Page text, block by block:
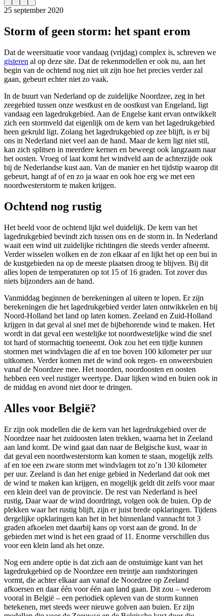
25 september 2020
Storm of geen storm: het spant erom
Dat de weersituatie voor vandaag (vrijdag) complex is, schreven we
gisteren al op deze site. Dat de rekenmodellen er ook nu, aan het
begin van de ochtend nog niet uit zijn hoe het precies verder zal
gaan, gebeurt echter niet zo vaak.
In de buurt van Nederland op de zuidelijke Noordzee, zeg in het
zeegebied tussen onze westkust en de oostkust van Engeland, ligt
vandaag een lagedrukgebied. Aan de Engelse kant ervan ontwikkelt
zich een stormveld dat eigenlijk om de kern van het lagedrukgebied
heen gekruld ligt. Zolang het lagedrukgebied op zee blijft, is er bij
ons in Nederland niet veel aan de hand. Maar de kern ligt niet stil,
kan zich splitsen in meerdere kernen en beweegt ook langzaam naar
het oosten. Vroeg of laat komt het windveld aan de achterzijde ook
bij de Nederlandse kust aan. Van de manier en het tijdstip waarop dit
gebeurt, hangt af of en zo ja waar en ook hoe erg we met een
noordwesterstorm te maken krijgen.
Ochtend nog rustig
Het beeld voor de ochtend lijkt wel duidelijk. De kern van het
lagedrukgebied bevindt zich tussen ons en de storm in. In Nederland
waait een wind uit zuidelijke richtingen die steeds verder afneemt.
Verder wisselen wolken en de zon elkaar af en lijkt het op een bui in
de kustgebieden na op de meeste plaatsen droog te blijven. Bij dit
alles lopen de temperaturen op tot 15 of 16 graden. Tot zover dus
niets bijzonders aan de hand.
Vanmiddag beginnen de berekeningen al uiteen te lopen. Er zijn
berekeningen die het lagedrukgebied verder laten ontwikkelen en bij
Noord-Holland het land op laten komen. Zeeland en Zuid-Holland
krijgen in dat geval al snel met de bijbehorende wind te maken. Het
wordt in dat geval een westelijke tot noordwestelijke wind die snel
tot hard of stormachtig toeneemt. Ook zou het een tijdje kunnen
stormen met windvlagen die af en toe boven 100 kilometer per uur
uitkomen. Verder komen met de wind ook regen- en onweersbuien
vanaf de Noordzee mee. Het noorden, noordoosten en oosten
hebben een veel rustiger weertype. Daar lijken wind en buien ook in
de middag en avond niet door te dringen.
Alles voor België?
Er zijn ook modellen die de kern van het lagedrukgebied over de
Noordzee naar het zuidoosten laten trekken, waarna het in Zeeland
aan land komt. De wind gaat dan naar de Belgische kust, waar in
dat geval een noordwesterstorm kan komen te staan, mogelijk zelfs
af en toe een zware storm met windvlagen tot zo’n 130 kilometer
per uur. Zeeland is dan het enige gebied in Nederland dat ook met
de wind te maken kan krijgen, en mogelijk geldt dit zelfs voor maar
een klein deel van de provincie. De rest van Nederland is heel
rustig, Daar waar de wind doordringt, volgen ook de buien. Op de
plekken waar het rustig blijft, zijn er juist brede opklaringen. Tijdens
dergelijke opklaringen kan het in het binnenland vannacht tot 3
graden afkoelen met daarbij kans op vorst aan de grond. In de
gebieden met wind is het een graad of 11. Enorme verschillen dus
voor een klein land als het onze.
Nog een andere optie is dat zich aan de onstuimige kant van het
lagedrukgebied op de Noordzee een treintje aan randstoringen
vormt, die achter elkaar aan vanaf de Noordzee op Zeeland
afkoersen en daar één voor één aan land gaan. Dit zou – wederom
vooral in België – een periodiek opleven van de storm kunnen
betekenen, met steeds weer nieuwe golven aan buien. Er zijn